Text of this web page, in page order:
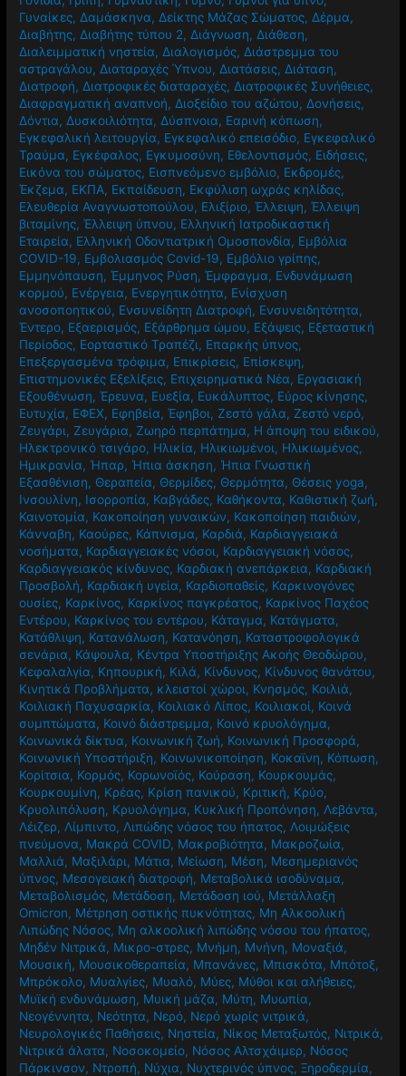
Γυναίκες, Δαμάσκηνα, Δείκτης Μάζας Σώματος, Δέρμα,
Διαβήτης, Διαβήτης τύπου 2, Διάγνωση, Διάθεση,
Διαλειμματική νηστεία, Διαλογισμός, Διάστρεμμα του
αστραγάλου, Διαταραχές Ύπνου, Διατάσεις, Διάταση,
Διατροφή, Διατροφικές διαταραχές, Διατροφικές Συνήθειες,
Διαφραγματική αναπνοή, Διοξείδιο του αζώτου, Δονήσεις,
Δόντια, Δυσκοιλιότητα, Δύσπνοια, Εαρινή κόπωση,
Εγκεφαλική λειτουργία, Εγκεφαλικό επεισόδιο, Εγκεφαλικό
Τραύμα, Εγκέφαλος, Εγκυμοσύνη, Εθελοντισμός, Ειδήσεις,
Εικόνα του σώματος, Εισπνεόμενο εμβόλιο, Εκδρομές,
Έκζεμα, ΕΚΠΑ, Εκπαίδευση, Εκφύλιση ωχράς κηλίδας,
Ελευθερία Αναγνωστοπούλου, Ελιξίριο,Έλλειψη,Έλλειψη
βιταμίνης,Έλλειψη ύπνου, Ελληνική Ιατροδικαστική
Εταιρεία, Ελληνική Οδοντιατρική Ομοσπονδία, Εμβόλια
COVID-19, Εμβολιασμός Covid-19, Εμβόλιο γρίπης,
Εμμηνόπαυση,Έμμηνος Ρύση,Έμφραγμα, Ενδυνάμωση
κορμού, Ενέργεια, Ενεργητικότητα, Ενίσχυση
ανοσοποητικού, Ενσυνείδητη Διατροφή, Ενσυνειδητότητα,
Έντερο, Εξαερισμός, Εξάρθρημα ώμου, Εξάψεις, Εξεταστική
Περίοδος, Εορταστικό Τραπέζι, Επαρκής ύπνος,
Επεξεργασμένα τρόφιμα, Επικρίσεις, Επίσκεψη,
Επιστημονικές Εξελίξεις, Επιχειρηματικά Νέα, Εργασιακή
Εξουθένωση,Έρευνα, Ευεξία, Ευκάλυπτος, Εύρος κίνησης,
Ευτυχία, ΕΦΕΧ, Εφηβεία,Έφηβοι,Ζεστό γάλα,Ζεστό νερό,
Ζευγάρι,Ζευγάρια,Ζωηρό περπάτημα, Η άποψη του ειδικού,
Ηλεκτρονικό τσιγάρο, Ηλικία, Ηλικιωμένοι, Ηλικιωμένος,
Ημικρανία, Ήπαρ, Ήπια άσκηση, Ήπια Γνωστική
Εξασθένιση, Θεραπεία, Θερμίδες, Θερμότητα, Θέσεις yoga,
Ινσουλίνη, Ισορροπία, Καβγάδες, Καθήκοντα, Καθιστική ζωή,
Καινοτομία, Κακοποίηση γυναικών, Κακοποίηση παιδιών,
Κάνναβη, Καούρες, Κάπνισμα, Καρδιά, Καρδιαγγειακά
νοσήματα, Καρδιαγγειακές νόσοι, Καρδιαγγειακή νόσος,
Καρδιαγγειακός κίνδυνος, Καρδιακή ανεπάρκεια, Καρδιακή
Προσβολή, Καρδιακή υγεία, Καρδιοπαθείς, Καρκινογόνες
ουσίες, Καρκίνος, Καρκίνος παγκρέατος, Καρκίνος Παχέος
Εντέρου, Καρκίνος του εντέρου, Κάταγμα, Κατάγματα,
Κατάθλιψη, Κατανάλωση, Κατανόηση, Καταστροφολογικά
σενάρια, Κάψουλα, Κέντρα Υποστήριξης Ακοής Θεοδώρου,
Κεφαλαλγία, Κηπουρική, Κιλά, Κίνδυνος, Κίνδυνος θανάτου,
Κινητικά Προβλήματα, κλειστοί χώροι, Κνησμός, Κοιλιά,
Κοιλιακή Παχυσαρκία, Κοιλιακό Λίπος, Κοιλιακοί, Κοινά
συμπτώματα, Κοινό διάστρεμμα, Κοινό κρυολόγημα,
Κοινωνικά δίκτυα, Κοινωνική ζωή, Κοινωνική Προσφορά,
Κοινωνική Υποστήριξη, Κοινωνικοποίηση, Κοκαϊνη, Κόπωση,
Κορίτσια, Κορμός, Κορωνοϊός, Κούραση, Κουρκουμάς,
Κουρκουμίνη, Κρέας, Κρίση πανικού, Κριτική, Κρύο,
Κρυολιπόλυση, Κρυολόγημα, Κυκλική Προπόνηση, Λεβάντα,
Λέιζερ, Λίμπιντο, Λιπώδης νόσος του ήπατος, Λοιμώξεις
πνεύμονα, Μακρά COVID, Μακροβιότητα, Μακροζωία,
Μαλλιά, Μαξιλάρι, Μάτια, Μείωση, Μέση, Μεσημεριανός
ύπνος, Μεσογειακή διατροφή, Μεταβολικά ισοδύναμα,
Μεταβολισμός, Μετάδοση, Μετάδοση ιού, Μετάλλαξη
Omicron, Μέτρηση οστικής πυκνότητας, Μη Αλκοολική
Λιπώδης Νόσος, Μη αλκοολική λιπώδης νόσου του ήπατος,
Μηδέν Νιτρικά, Μικρο-στρες, Μνήμη, Μνήνη, Μοναξιά,
Μουσική, Μουσικοθεραπεία, Μπανάνες, Μπισκότα, Μπότοξ,
Μπρόκολο, Μυαλγίες, Μυαλό, Μύες, Μύθοι και αλήθειες,
Μυϊκή ενδυνάμωση, Μυική μάζα, Μύτη, Μυωπία,
Νεογέννητα, Νεότητα, Νερό, Νερό χωρίς νιτρικά,
Νευρολογικές Παθήσεις, Νηστεία, Νίκος Μεταξωτός, Νιτρικά,
Νιτρικά άλατα, Νοσοκομείο, Νόσος Αλτσχάιμερ, Νόσος
Πάρκινσον, Ντροπή, Νύχια, Νυχτερινός ύπνος,Ξηροδερμία,